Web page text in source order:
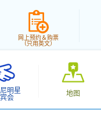
网上预约＆购票
（只用英文）
明星
会
地图